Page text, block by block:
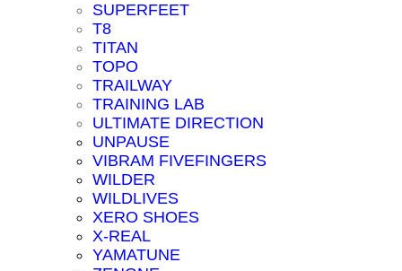
SUPERFEET
T8
TITAN
TOPO
TRAILWAY
TRAINING LAB
ULTIMATE DIRECTION
UNPAUSE
VIBRAM FIVEFINGERS
WILDER
WILDLIVES
XERO SHOES
X-REAL
YAMATUNE